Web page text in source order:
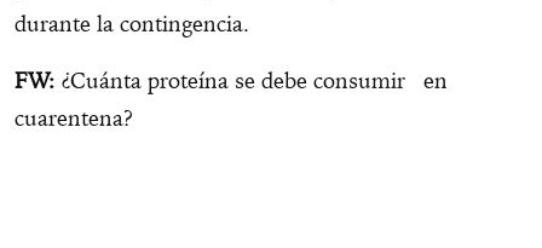
durante la contingencia.
FW: ¿Cuánta proteína se debe consumir en
cuarentena?